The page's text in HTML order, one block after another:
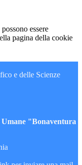
essere
pagina della cookie
e delle Scienze
Umane "Bonaventura